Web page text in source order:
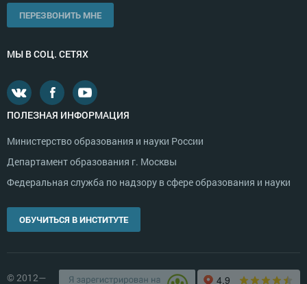
ПЕРЕЗВОНИТЬ МНЕ
МЫ В СОЦ. СЕТЯХ
ПОЛЕЗНАЯ ИНФОРМАЦИЯ
Министерство образования и науки России
Департамент образования г. Москвы
Федеральная служба по надзору в сфере образования и науки
ОБУЧИТЬСЯ В ИНСТИТУТЕ
© 2012—